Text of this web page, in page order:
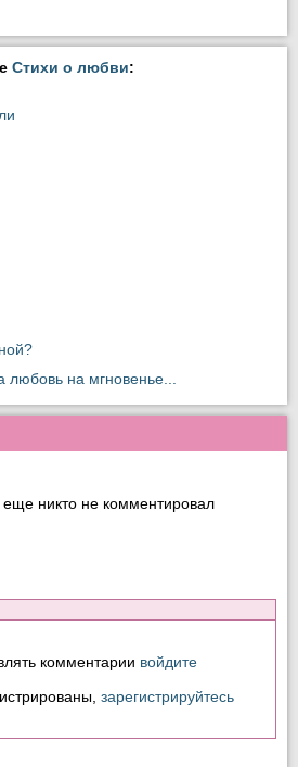
Стихи о любви:
любовь на мгновенье...
никто не комментировал
комментарии войдите
зарегистрируйтесь